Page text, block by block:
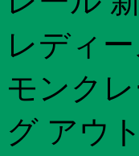
レディ
モンク
グ アウ